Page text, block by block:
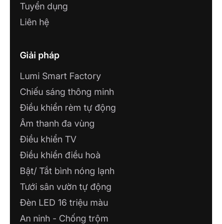
Tuyển dụng
Liên hệ
Giải pháp
Lumi Smart Factory
Chiếu sáng thông minh
Điều khiển rèm tự động
Âm thanh đa vùng
Điều khiển TV
Điều khiển điều hoà
Bật/ Tắt bình nóng lạnh
Tưới sân vườn tự động
Đèn LED 16 triệu màu
An ninh - Chống trộm